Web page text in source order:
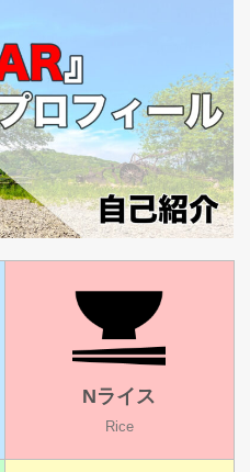
Nライス
Rice